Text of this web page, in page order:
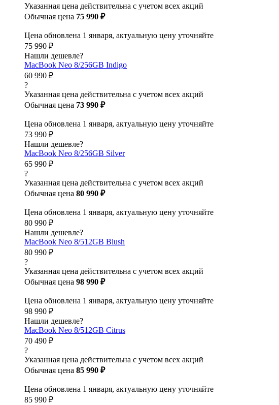
Указанная цена действительна с учетом всех акций
Обычная цена 75 990 ₽
Цена обновлена 1 января, актуальную цену уточняйте
75 990 ₽
Нашли дешевле?
MacBook Neo 8/256GB Indigo
60 990 ₽
?
Указанная цена действительна с учетом всех акций
Обычная цена 73 990 ₽
Цена обновлена 1 января, актуальную цену уточняйте
73 990 ₽
Нашли дешевле?
MacBook Neo 8/256GB Silver
65 990 ₽
?
Указанная цена действительна с учетом всех акций
Обычная цена 80 990 ₽
Цена обновлена 1 января, актуальную цену уточняйте
80 990 ₽
Нашли дешевле?
MacBook Neo 8/512GB Blush
80 990 ₽
?
Указанная цена действительна с учетом всех акций
Обычная цена 98 990 ₽
Цена обновлена 1 января, актуальную цену уточняйте
98 990 ₽
Нашли дешевле?
MacBook Neo 8/512GB Citrus
70 490 ₽
?
Указанная цена действительна с учетом всех акций
Обычная цена 85 990 ₽
Цена обновлена 1 января, актуальную цену уточняйте
85 990 ₽